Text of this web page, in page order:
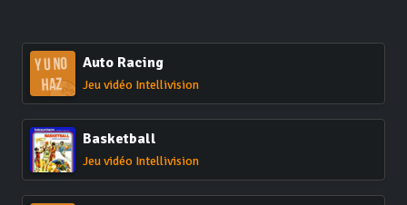
Auto Racing
Jeu vidéo Intellivision
Basketball
Jeu vidéo Intellivision